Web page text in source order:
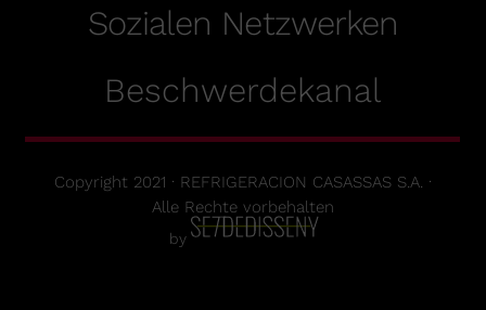
Sozialen Netzwerken
by
Copyright 2021 · REFRIGERACION CASASSAS S.A. ·
Alle Rechte vorbehalten
Beschwerdekanal